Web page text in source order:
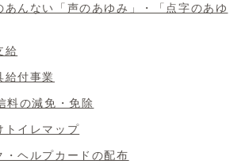
あんない「声のあゆみ」・「点字のあゆ
給
給付事業
料の減免・免除
トイレマップ
・ヘルプカードの配布